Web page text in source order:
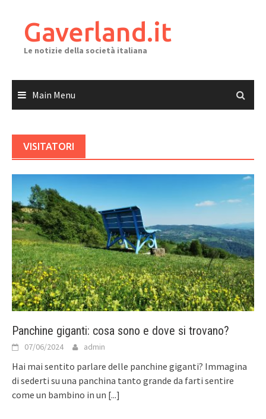
contentGaverland.it
Le notizie della società italiana
Main Menu
VISITATORI
Panchine giganti: cosa sono e dove si trovano?
07/06/2024 admin
Hai mai sentito parlare delle panchine giganti? Immagina
di sederti su una panchina tanto grande da farti sentire
come un bambino in un [...]